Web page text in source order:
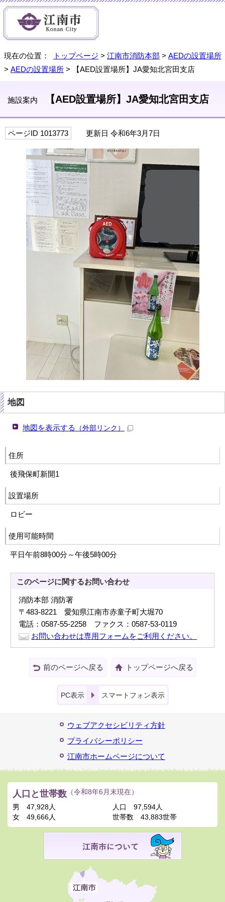
現在の位置： トップページ > 江南市消防本部 > AEDの設置場所
> AEDの設置場所 > 【AED設置場所】JA愛知北宮田支店
施設案内 【AED設置場所】JA愛知北宮田支店
ページID 1013773 更新日 令和6年3月7日
地図
地図を表示する （外部リンク）
住所
後飛保町新開1
設置場所
ロビー
使用可能時間
平日午前8時00分～午後5時00分
このページに関するお問い合わせ
消防本部 消防署
〒483-8221 愛知県江南市赤童子町大堀70
電話：0587-55-2258 ファクス：0587-53-0119
お問い合わせは専用フォームをご利用ください。
前のページへ戻る トップページへ戻る
PC表示 スマートフォン表示
ウェブアクセシビリティ方針
プライバシーポリシー
江南市ホームページについて
人口と世帯数 （令和8年6月末現在）
男
47,928人
女
49,666人
人口
97,594人
世帯数
43,883世帯